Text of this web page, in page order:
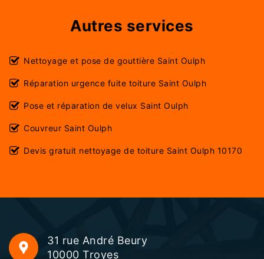
Autres services
Nettoyage et pose de gouttière Saint Oulph
Réparation urgence fuite toiture Saint Oulph
Pose et réparation de velux Saint Oulph
Couvreur Saint Oulph
Devis gratuit nettoyage de toiture Saint Oulph 10170
31 rue André Beury
10000 Troyes